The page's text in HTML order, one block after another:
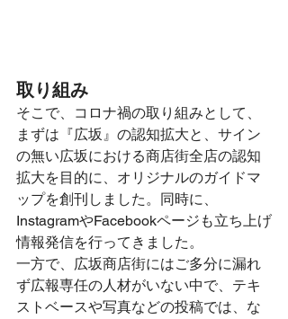
取り組み
そこで、コロナ禍の取り組みとして、
まずは『広坂』の認知拡大と、サイン
の無い広坂における商店街全店の認知
拡大を目的に、オリジナルのガイドマ
ップを創刊しました。同時に、
InstagramやFacebookページも立ち上げ
情報発信を行ってきました。
一方で、広坂商店街にはご多分に漏れ
ず広報専任の人材がいない中で、テキ
ストベースや写真などの投稿では、な